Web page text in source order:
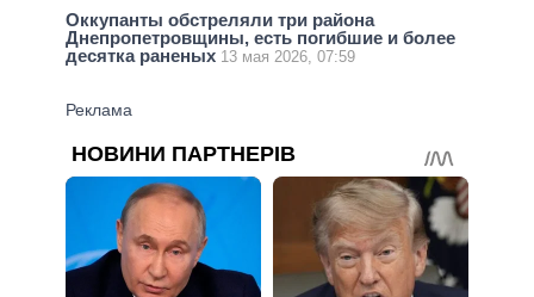
Оккупанты обстреляли три района
Днепропетровщины, есть погибшие и более
десятка раненых 13 мая 2026, 07:59